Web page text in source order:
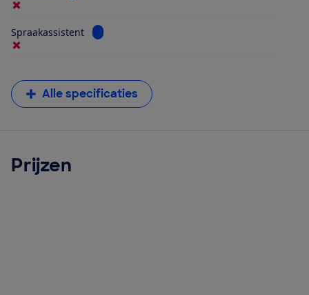
Spraakassistent Bekijk informatie voor Spraakassistent
Alle specificaties
Prijzen